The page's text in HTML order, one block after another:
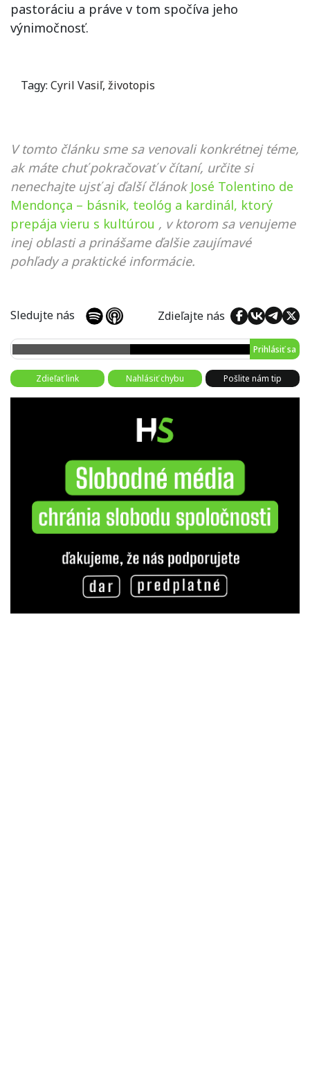
pastoráciu a práve v tom spočíva jeho
výnimočnosť.
Tagy: Cyril Vasiľ, životopis
V tomto článku sme sa venovali konkrétnej téme,
ak máte chuť pokračovať v čítaní, určite si
nenechajte ujsť aj ďalší článok José Tolentino de
Mendonça – básnik, teológ a kardinál, ktorý
prepája vieru s kultúrou , v ktorom sa venujeme
inej oblasti a prinášame ďalšie zaujímavé
pohľady a praktické informácie.
Sledujte nás Zdieľajte nás
Prihlásiť sa
Zdieľať link Nahlásiť chybu Pošlite nám tip